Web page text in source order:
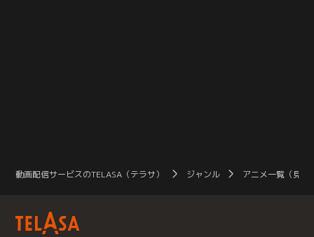
動画配信サービスのTELASA（テラサ） ジャンル アニメ一覧（見放